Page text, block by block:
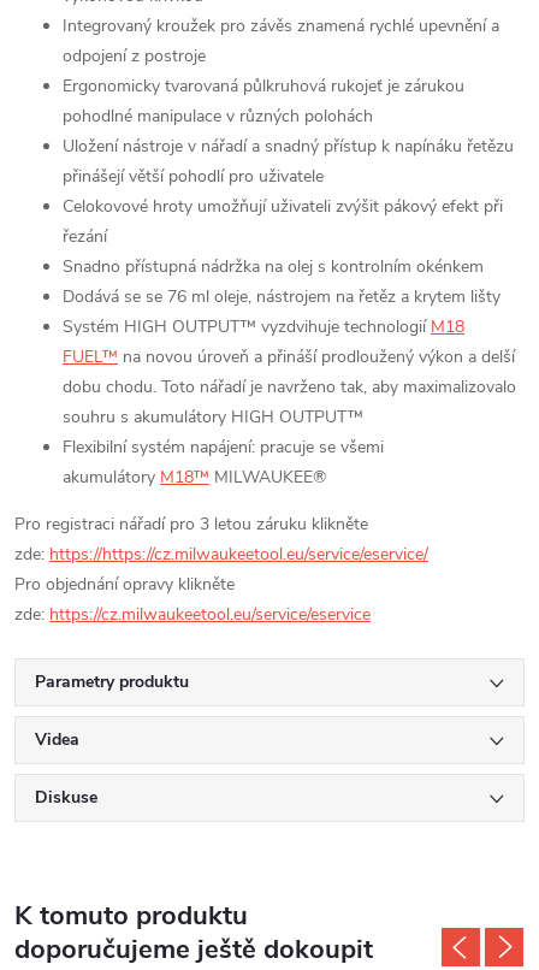
Integrovaný kroužek pro závěs znamená rychlé upevnění a
odpojení z postroje
Ergonomicky tvarovaná půlkruhová rukojeť je zárukou
pohodlné manipulace v různých polohách
Uložení nástroje v nářadí a snadný přístup k napínáku řetězu
přinášejí větší pohodlí pro uživatele
Celokovové hroty umožňují uživateli zvýšit pákový efekt při
řezání
Snadno přístupná nádržka na olej s kontrolním okénkem
Dodává se se 76 ml oleje, nástrojem na řetěz a krytem lišty
Systém HIGH OUTPUT™ vyzdvihuje technologií M18
FUEL™ na novou úroveň a přináší prodloužený výkon a delší
dobu chodu. Toto nářadí je navrženo tak, aby maximalizovalo
souhru s akumulátory HIGH OUTPUT™
Flexibilní systém napájení: pracuje se všemi
akumulátory M18™ MILWAUKEE®
Pro registraci nářadí pro 3 letou záruku klikněte
zde: https://https://cz.milwaukeetool.eu/service/eservice/
Pro objednání opravy klikněte
zde: https://cz.milwaukeetool.eu/service/eservice
Parametry produktu
Videa
Diskuse
K tomuto produktu
doporučujeme ještě dokoupit